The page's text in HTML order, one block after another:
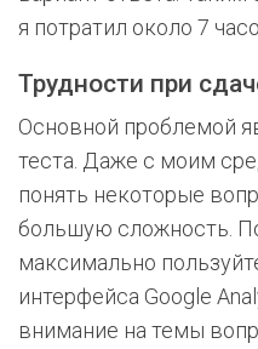
я потратил около 7
Трудности при
Основной проблемой
теста. Даже с моим
понять некоторые
большую сложность.
максимально
интерфейса Google
внимание на темы